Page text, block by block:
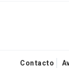
Contacto